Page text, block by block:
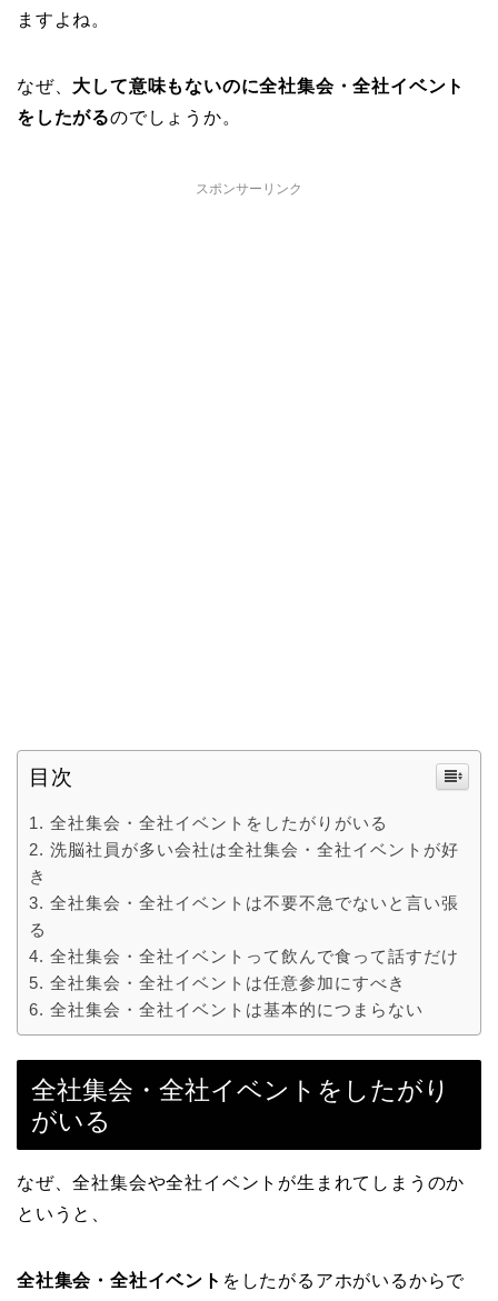
ますよね。
なぜ、 大して意味もないのに全社集会・全社イベント
をしたがるのでしょうか。
スポンサーリンク
目次
全社集会・全社イベントをしたがりがいる
洗脳社員が多い会社は全社集会・全社イベントが好
き
全社集会・全社イベントは不要不急でないと言い張
る
全社集会・全社イベントって飲んで食って話すだけ
全社集会・全社イベントは任意参加にすべき
全社集会・全社イベントは基本的につまらない
全社集会・全社イベントをしたがり
がいる
なぜ、全社集会や全社イベントが生まれてしまうのか
というと、
全社集会・全社イベント をしたがるアホがいるからで